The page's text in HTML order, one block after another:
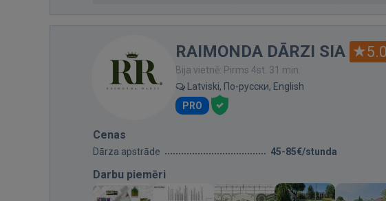
RAIMONDA DĀRZI SIA 5.0
Bija vietnē: Pirms 4st. 31 min.
Latviski, По-русски, English
PRO
Cenas
Dārza apstrāde 45-85€/stunda
Darbu piemēri